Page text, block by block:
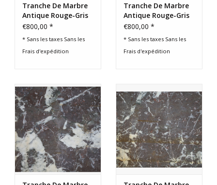
Tranche De Marbre
Antique Rouge-Gris
– XIXe Siècle
€800,00 *
* Sans les taxes Sans les
Frais d'expédition
Tranche De Marbre
Antique Rouge-Gris
– XIXe siècle
€800,00 *
* Sans les taxes Sans les
Frais d'expédition